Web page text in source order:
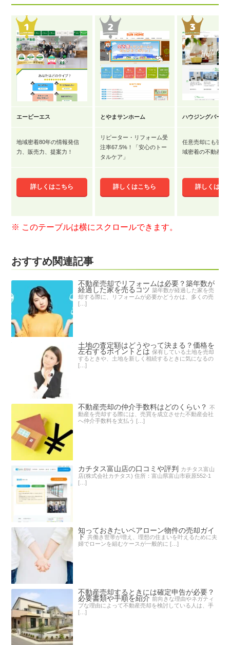
エーピーエス とやまサンホーム ハウジングパーク
地域密着80年の情報発信
力、販売力、提案力！
リピーター・リフォーム受
注率67.5%！「安心のトー
タルケア」
任意売却にも強み
域密着の不動産会
詳しくはこちら 詳しくはこちら 詳しくはこ
おすすめ関連記事
不動産売却でリフォームは必要？築年数が
経過した家を売るコツ 築年数が経過した家を売
却する際に、リフォームが必要かどうかは、多くの売
[…]
土地の査定額はどうやって決まる？価格を
左右するポイントとは 保有している土地を売却
するときや、土地を新しく相続するときに気になるの
[…]
不動産売却の仲介手数料はどのくらい？ 不
動産を売却する際には、売買を成立させた不動産会社
へ仲介手数料を支払う […]
カチタス富山店の口コミや評判
カチタス富山
店(株式会社カチタス) 住所：富山県富山市萩原552-1
[…]
知っておきたいペアローン物件の売却ガイ
ド 共働き世帯が増え、理想の住まいを叶えるために夫
婦でローンを組むケースが一般的に […]
不動産売却するときには確定申告が必要？
必要書類や手順を紹介 前向きな理由やネガティ
ブな理由によって不動産売却を検討している人は、手
[…]